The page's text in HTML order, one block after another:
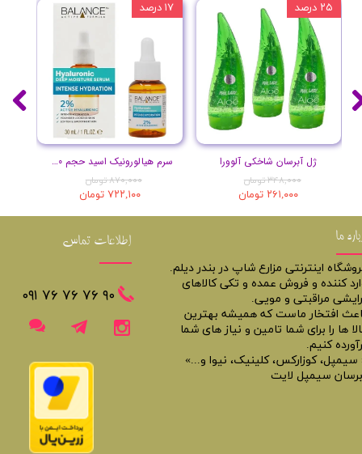
سرم هیالورونیک اسید حجم 30 میلی لیتر
۸۷۰,۰۰۰ تومان
۷۲۲,۱۰۰ تومان
۱۷ درصد
ژل آبرسان شاخکی آلوورا
۳۴۸,۰۰۰ تومان
۲۶۱,۰۰۰ تومان
۲۵ درصد
ما
اینترنتی مزارع شاپ در بندر دیلم.
کننده و فروش عمده و تکی کالاهای
مراقبتی و مویی.
افتخار ماست که همیشه بهترین
ها را برای شما تامین و نیاز های شما
کنیم.
سیمپل، کوزارکس، کلینیک، نیوا و...»
سیمپل لایت
اطلاعات تماس
​​٩٠ ٧۶ ٧۶ ٧۶ ٠٩١